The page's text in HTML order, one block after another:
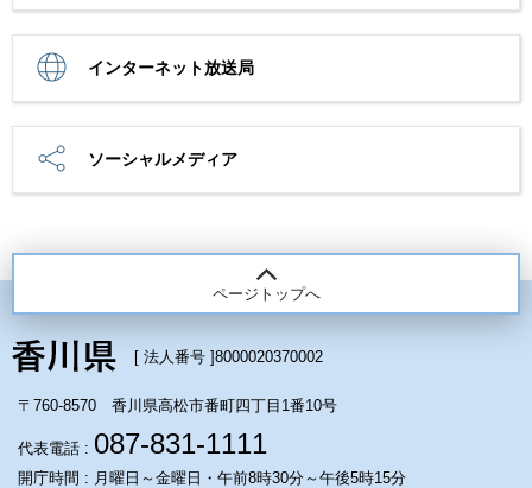
インターネット放送局
ソーシャルメディア
ページトップへ
[ 法人番号 ]8000020370002
〒760-8570 香川県高松市番町四丁目1番10号
代表電話 : 087-831-1111
開庁時間 : 月曜日～金曜日・午前8時30分～午後5時15分